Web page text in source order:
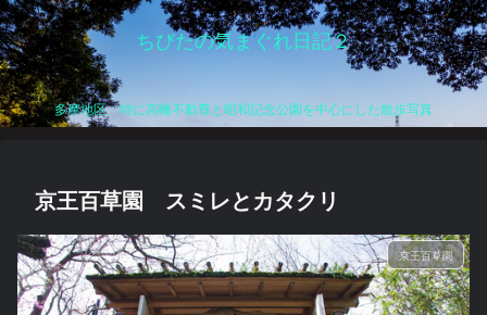
ちびたの気まぐれ日記２
多摩地区、特に高幡不動尊と昭和記念公園を中心にした散歩写真
京王百草園 スミレとカタクリ
京王百草園